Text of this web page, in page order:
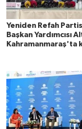
Yeniden Refah
Başkan Yardımcısı
Kahramanmaraş'ta